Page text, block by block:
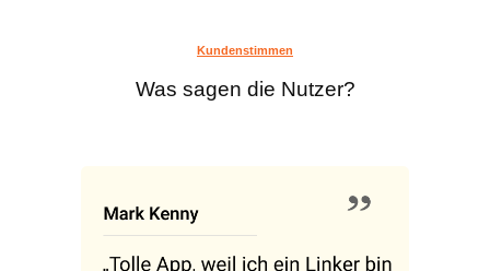
Kundenstimmen
Was sagen die Nutzer?